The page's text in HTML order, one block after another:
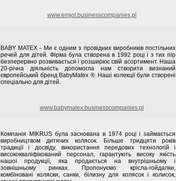
www.emjot.businesscompanies.pl
BABY MATEX - Ми є одним з провідних виробників постільних
речей для дітей. Фірма була створена в 1992 році і з тих пір
безперервно розвивається і розширює свій асортимент. Наша
20-річна діяльність допомогла нам створити визнаний
європейський бренд BabyMatex ®. Наші колекції були створені
спеціально для дітей.
www.babymatex.businesscompanies.pl
Компанія MIKRUS була заснована в 1974 році і займається
виробництвом дитячих колясок. Більше тридцяти років
традиції і досвіду, використання передових технологій і
висококваліфікований персонал, гарантують високу якість
нашої продукції, яка продається на внутрішньому і
зовнішньому ринках. Пропонуємо: крісла-гойдалки,
комбіновані коляски, санки, білизну для колясок і колисок,